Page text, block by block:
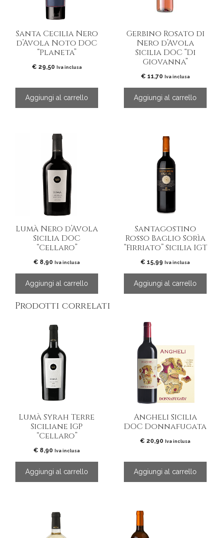
Santa Cecilia Nero
d’Avola Noto DOC
“Planeta”
€29,50 Iva inclusa
Aggiungi al carrello
Gerbino Rosato di
Nero d’Avola
Sicilia DOC “Di
Giovanna”
€11,70 Iva inclusa
Aggiungi al carrello
Lumà Nero d’Avola
Sicilia DOC
“Cellaro”
€ 8,90 Iva inclusa
Aggiungi al carrello
Santagostino
Rosso Baglio Sorìa
“Firriato” Sicilia IGT
€ 15,99 Iva inclusa
Aggiungi al carrello
Prodotti correlati
Lumà Syrah Terre
Siciliane IGP
“Cellaro”
€ 8,90 Iva inclusa
Aggiungi al carrello
Angheli Sicilia
DOC Donnafugata
€ 20,90 Iva inclusa
Aggiungi al carrello
Questo
prodotto